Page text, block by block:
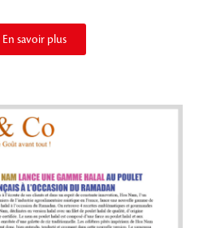
En savoir plus